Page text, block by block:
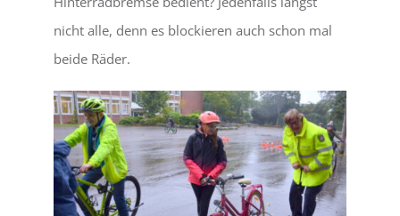
nicht alle, denn es blockieren auch schon mal
beide Räder.